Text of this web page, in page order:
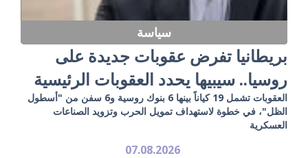
سياسة
بريطانيا تفرض عقوبات جديدة على
روسيا.. سيبيها يحدد العقوبات الرئيسية
العقوبات تشمل 19 كياناً بينها 6 بنوك روسية و6 سفن من "أسطول
الظل"، في خطوة لاستهداف تمويل الحرب وتزويد الصناعات
العسكرية
07.08.2026